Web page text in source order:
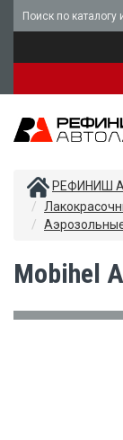
РЕФИНИШ
Mobihel